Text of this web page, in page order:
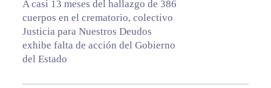
A casi 13 meses del hallazgo de 386
cuerpos en el crematorio, colectivo
Justicia para Nuestros Deudos
exhibe falta de acción del Gobierno
del Estado